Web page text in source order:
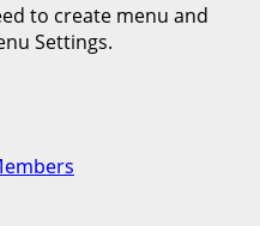
to create menu and
Settings.